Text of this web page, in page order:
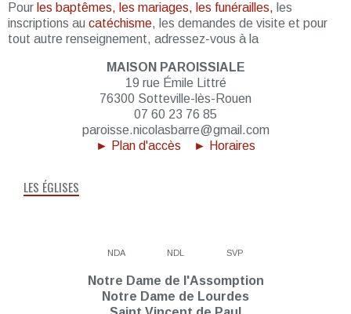
Pour les baptêmes, les mariages, les funérailles, les
inscriptions au catéchisme, les demandes de visite et pour
tout autre renseignement, adressez-vous à la
MAISON PAROISSIALE
19 rue Émile Littré
76300 Sotteville-lès-Rouen
07 60 23 76 85
paroisse.nicolasbarre@gmail.com
► Plan d'accès
► Horaires
LES ÉGLISES
NDA NDL SVP
Notre Dame de l'Assomption
Notre Dame de Lourdes